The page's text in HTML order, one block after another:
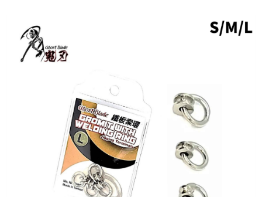
1.分期款項不併入電信帳單，「大哥付你分期」於每月結算日後寄送繳費提
醒簡訊。
2.透過簡訊連結打開帳單後，可選擇「超商條碼／台灣大直營門市／銀行轉
帳／街口支付／iPASS MONEY」等通路繳費。
1.本服務係由「台灣大哥大股份有限公司」（以下簡稱本公司）所提供，讓
用戶於交易時，得透過本服務購買商品或服務，並由商店將買賣／分期付款
買賣價金債權讓與本公司後，依約使用本公司帳單繳交帳款。
2.基於同意付款使用「大哥付你分期」之契約關係目的，商店將以您的個人
資料（包含姓名、電話或地址）提供予台灣大哥大進項蒐集、處理及利用，
由本公司與您本人進行分期帳單所需資料之確認、核對及更正。
3.完整用戶服務條款，請詳閱以下連結： https://oppay.tw/userRule
【「AFTEE先享後付」結帳流程】
１．於結帳方式選擇「AFTEE先享後付」後，將跳轉至「AFTEE先享後付」
結帳頁面，進行簡訊認證並確認金額後，即可完成結帳。
３．收到繳費通知簡訊後14天內，點擊此簡訊中的連結，可透過四大超商／
ATM／網路銀行／等多元方式進行付款，方視為交易完成。
※ 請注意：結帳手續完成當下不需立刻繳費，但若您需要取消訂單，請聯絡
購買商品的店家。未經商家同意取消之訂單仍視為有效，需透過AFTEE先享
後付繳納相關費用。
※ 交易是否成功請以「AFTEE先享後付 」之結帳頁面顯示為準，若有關於
是否繳費成功／繳費後需取消欲退款等相關疑問，請聯繫「AFTEE先享後付
客戶支援中心」 https://netprotections.freshdesk.com/support/home
１．透過由恩沛科技股份有限公司提供之「AFTEE先享後付」服務完成之交
易，需依本服務之必要範圍內提供個人資料，並將交易相關給付款項請求債
全家取貨付款
每筆NT$60，滿NT$1,200(含以上)免運費
每筆NT$60，滿NT$1,200(含以上)免運費
每筆NT$60，滿NT$1,200(含以上)免運費
付款後7-11取貨
每筆NT$60，滿NT$1,200(含以上)免運費
一般宅配（門市自取請勿下單，請聯繫客服）